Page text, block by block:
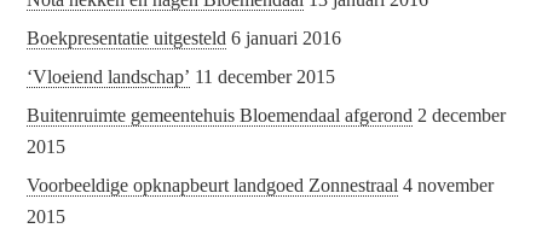
Boekpresentatie uitgesteld 6 januari 2016
‘Vloeiend landschap’ 11 december 2015
Buitenruimte gemeentehuis Bloemendaal afgerond 2 december
2015
Voorbeeldige opknapbeurt landgoed Zonnestraal 4 november
2015